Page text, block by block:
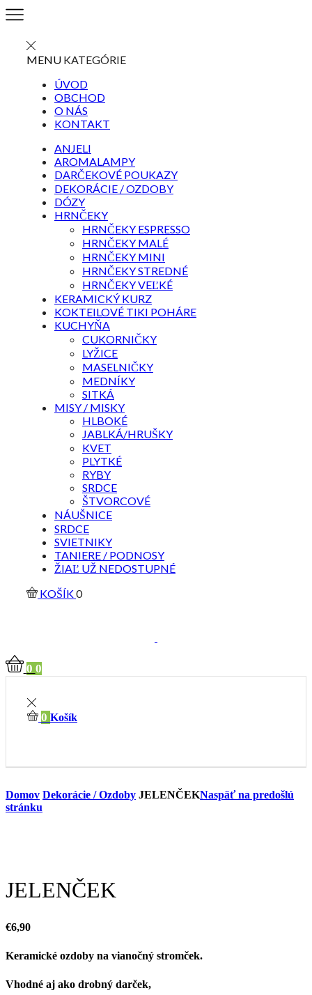
MENU KATEGÓRIE
ÚVOD
OBCHOD
O NÁS
KONTAKT
ANJELI
AROMALAMPY
DARČEKOVÉ POUKAZY
DEKORÁCIE / OZDOBY
DÓZY
HRNČEKY
HRNČEKY ESPRESSO
HRNČEKY MALÉ
HRNČEKY MINI
HRNČEKY STREDNÉ
HRNČEKY VEĽKÉ
KERAMICKÝ KURZ
KOKTEILOVÉ TIKI POHÁRE
KUCHYŇA
CUKORNIČKY
LYŽICE
MASELNIČKY
MEDNÍKY
SITKÁ
MISY / MISKY
HLBOKÉ
JABLKÁ/HRUŠKY
KVET
PLYTKÉ
RYBY
SRDCE
ŠTVORCOVÉ
NÁUŠNICE
SRDCE
SVIETNIKY
TANIERE / PODNOSY
ŽIAĽ UŽ NEDOSTUPNÉ
KOŠÍK0
0 0
0 Košík
Domov Dekorácie / Ozdoby JELENČEKNaspäť na predošlú
stránku
JELENČEK
€6,90
Keramické ozdoby na vianočný stromček.
Vhodné aj ako drobný darček,